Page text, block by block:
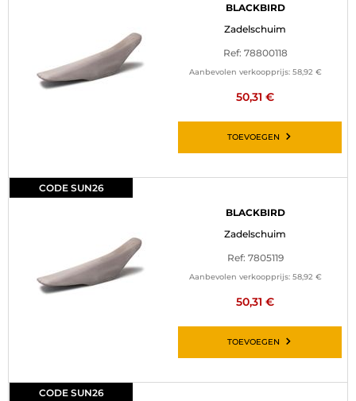
BLACKBIRD
Zadelschuim
Ref: 78800118
Aanbevolen verkoopprijs: 58,92 €
50,31 €
TOEVOEGEN
CODE SUN26
BLACKBIRD
Zadelschuim
Ref: 7805119
Aanbevolen verkoopprijs: 58,92 €
50,31 €
TOEVOEGEN
CODE SUN26